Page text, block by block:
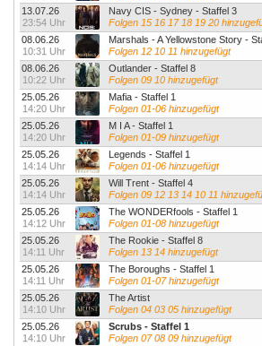
13.07.26
23:54 Uhr
Navy CIS - Sydney - Staffel 3
Folgen 15 16 17 18 19 20
08.06.26
10:31 Uhr
Marshals - A Yellowstone Story -
Folgen 12 10 11 hinzugefügt
08.06.26
10:22 Uhr
Outlander - Staffel 8
Folgen 09 10 hinzugefügt
25.05.26
14:20 Uhr
Mafia - Staffel 1
Folgen 01-06 hinzugefügt
25.05.26
14:20 Uhr
M I A - Staffel 1
Folgen 01-09 hinzugefügt
25.05.26
14:14 Uhr
Legends - Staffel 1
Folgen 01-06 hinzugefügt
25.05.26
14:14 Uhr
Will Trent - Staffel 4
Folgen 09 12 13 14 10 11
25.05.26
14:12 Uhr
The WONDERfools - Staffel 1
Folgen 01-08 hinzugefügt
25.05.26
14:11 Uhr
The Rookie - Staffel 8
Folgen 13 14 hinzugefügt
25.05.26
14:11 Uhr
The Boroughs - Staffel 1
Folgen 01-07 hinzugefügt
25.05.26
14:10 Uhr
The Artist
Folgen 04 03 05 hinzugefügt
25.05.26
14:10 Uhr
Scrubs - Staffel 1
Folgen 07 08 09 hinzugefügt